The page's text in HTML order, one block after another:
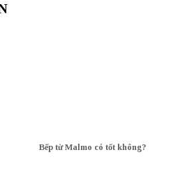
Bếp từ Malmo có tốt không?